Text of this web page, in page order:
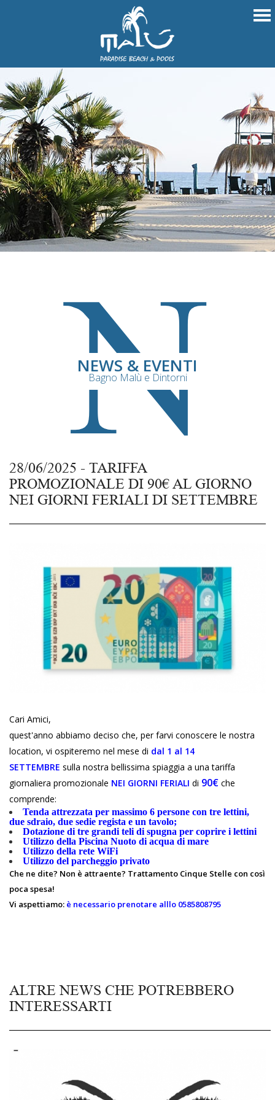
N
NEWS & EVENTI
Bagno Malù e Dintorni
28/06/2025 - TARIFFA
PROMOZIONALE DI 90€ AL GIORNO
NEI GIORNI FERIALI DI SETTEMBRE
Cari Amici,
quest'anno abbiamo deciso che, per farvi conoscere le nostra
location, vi ospiteremo nel mese di dal 1 al 14
SETTEMBREsulla nostra bellissima spiaggia a una tariffa
giornaliera promozionale NEI GIORNI FERIALI di 90€ che
comprende:
Tenda attrezzata per massimo 6 persone con tre lettini,
due sdraio, due sedie regista e un tavolo;
Dotazione di tre grandi teli di spugna per coprire i lettini
Utilizzo della Piscina Nuoto di acqua di mare
Utilizzo della rete WiFi
Utilizzo del parcheggio privato
Che ne dite? Non è attraente? Trattamento Cinque Stelle con così
poca spesa!
Vi aspettiamo: è necessario prenotare alllo 0585808795
ALTRE NEWS CHE POTREBBERO
INTERESSARTI